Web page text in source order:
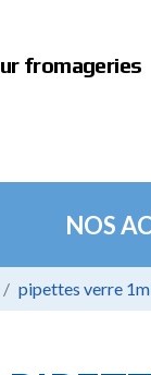
fromageries
NOS
pipettes verre